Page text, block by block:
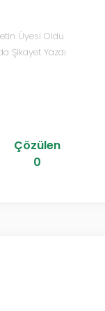
Üyesi Oldu
Şikayet Yazdı
Çözülen
0